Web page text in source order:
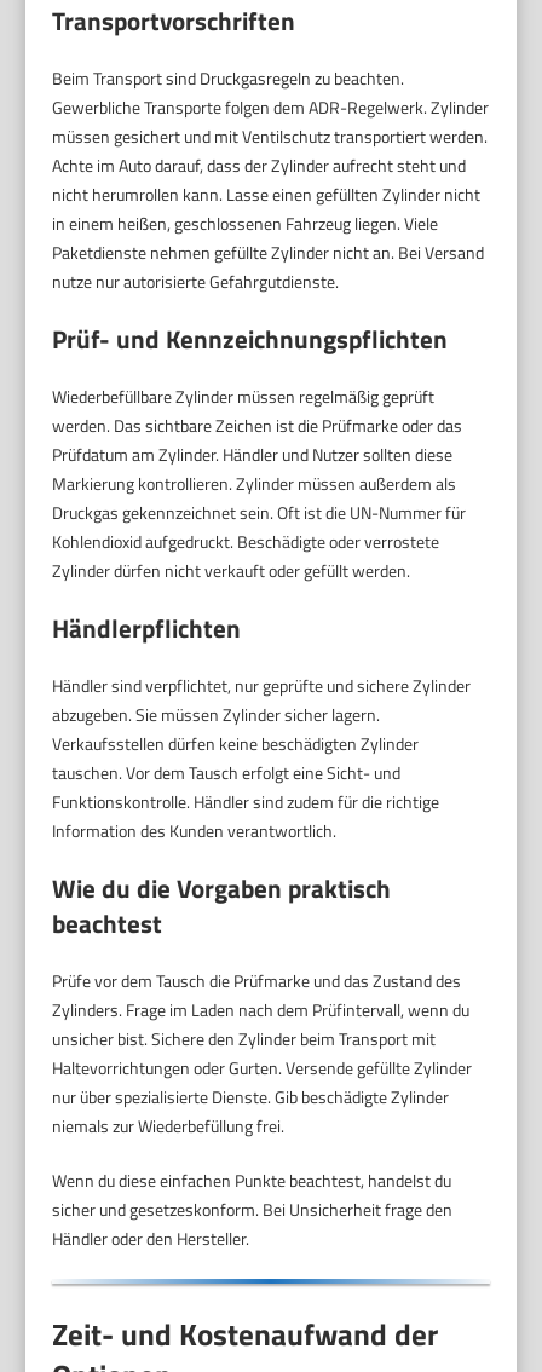
Transportvorschriften
Beim Transport sind Druckgasregeln zu beachten.
Gewerbliche Transporte folgen dem ADR-Regelwerk. Zylinder
müssen gesichert und mit Ventilschutz transportiert werden.
Achte im Auto darauf, dass der Zylinder aufrecht steht und
nicht herumrollen kann. Lasse einen gefüllten Zylinder nicht
in einem heißen, geschlossenen Fahrzeug liegen. Viele
Paketdienste nehmen gefüllte Zylinder nicht an. Bei Versand
nutze nur autorisierte Gefahrgutdienste.
Prüf- und Kennzeichnungspflichten
Wiederbefüllbare Zylinder müssen regelmäßig geprüft
werden. Das sichtbare Zeichen ist die Prüfmarke oder das
Prüfdatum am Zylinder. Händler und Nutzer sollten diese
Markierung kontrollieren. Zylinder müssen außerdem als
Druckgas gekennzeichnet sein. Oft ist die UN-Nummer für
Kohlendioxid aufgedruckt. Beschädigte oder verrostete
Zylinder dürfen nicht verkauft oder gefüllt werden.
Händlerpflichten
Händler sind verpflichtet, nur geprüfte und sichere Zylinder
abzugeben. Sie müssen Zylinder sicher lagern.
Verkaufsstellen dürfen keine beschädigten Zylinder
tauschen. Vor dem Tausch erfolgt eine Sicht- und
Funktionskontrolle. Händler sind zudem für die richtige
Information des Kunden verantwortlich.
Wie du die Vorgaben praktisch
beachtest
Prüfe vor dem Tausch die Prüfmarke und das Zustand des
Zylinders. Frage im Laden nach dem Prüfintervall, wenn du
unsicher bist. Sichere den Zylinder beim Transport mit
Haltevorrichtungen oder Gurten. Versende gefüllte Zylinder
nur über spezialisierte Dienste. Gib beschädigte Zylinder
niemals zur Wiederbefüllung frei.
Wenn du diese einfachen Punkte beachtest, handelst du
sicher und gesetzeskonform. Bei Unsicherheit frage den
Händler oder den Hersteller.
Zeit- und Kostenaufwand der